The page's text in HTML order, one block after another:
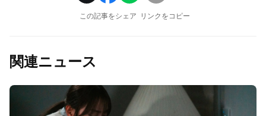
この記事をシェア リンクをコピー
関連ニュース